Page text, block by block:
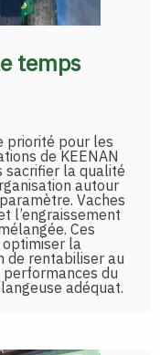
temps
priorité pour les
de KEENAN
sacrifier la qualité
autour
Vaches
l’engraissement
Ces
la
de rentabiliser au
du
adéquat.